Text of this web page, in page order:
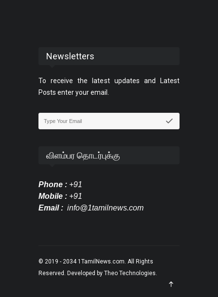
Newsletters
To receive the latest updates and Latest
Posts enter your email.
விளம்பர தொடர்புக்கு
Phone : +91
Mobile : +91
Email : info@1tamilnews.com
© 2019 - 2034 1TamilNews.com. All Rights
Reserved. Developed by Theo Technologies.